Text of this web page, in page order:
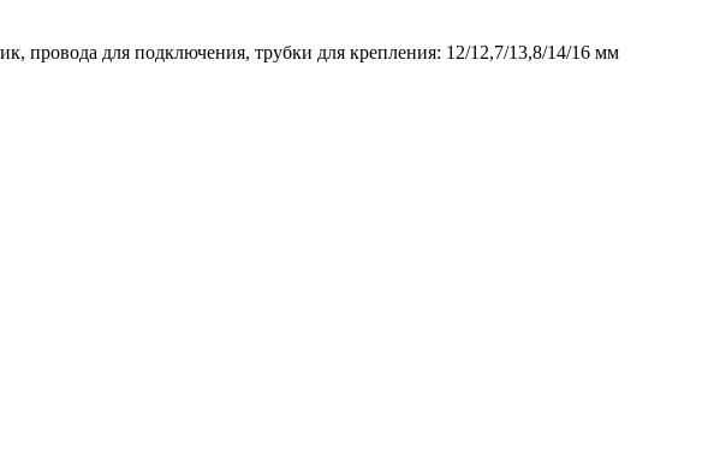
провода для подключения, трубки для крепления: 12/12,7/13,8/14/16 мм